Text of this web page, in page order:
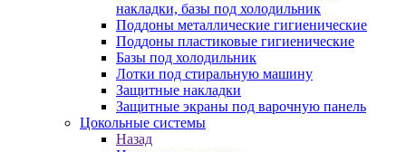
накладки, базы под холодильник
Поддоны металлические гигиенические
Поддоны пластиковые гигиенические
Базы под холодильник
Лотки под стиральную машину
Защитные накладки
Защитные экраны под варочную панель
Цокольные системы
Назад